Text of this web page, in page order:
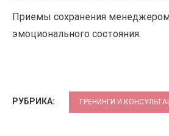
Приемы сохранения менеджером
эмоционального состояния.
РУБРИКА: ТРЕНИНГИ И